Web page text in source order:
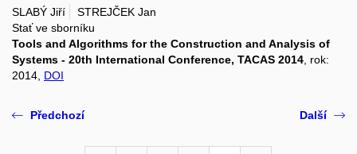
SLABÝ Jiří
STREJČEK Jan
Stať ve sborníku
Tools and Algorithms for the Construction and Analysis of
Systems - 20th International Conference, TACAS 2014 , rok:
2014, DOI
Předchozí Další